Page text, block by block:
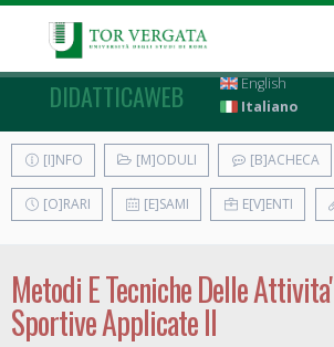
DIDATTICAWEB
English
Italiano
[I]NFO [M]ODULI [B]ACHECA
[O]RARI [E]SAMI E[V]ENTI
Metodi E Tecniche Delle
Sportive Applicate II